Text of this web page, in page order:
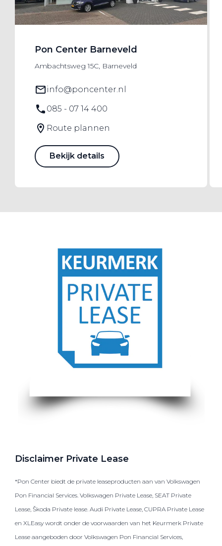
Pon Center Barneveld
Ambachtsweg 15C, Barneveld
info@poncenter.nl
085 - 07 14 400
Route plannen
Bekijk details
Disclaimer Private Lease
*Pon Center biedt de private leaseproducten aan van Volkswagen
Pon Financial Services. Volkswagen Private Lease, SEAT Private
Lease, Škoda Private lease. Audi Private Lease, CUPRA Private Lease
en XLEasy wordt onder de voorwaarden van het Keurmerk Private
Lease aangeboden door Volkswagen Pon Financial Services,